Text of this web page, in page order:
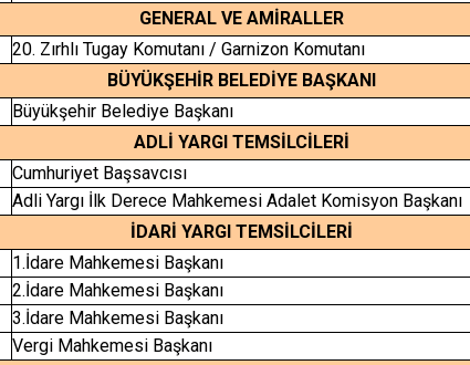
GENERAL VE AMİRALLER
20. Zırhlı Tugay Komutanı / Garnizon Komutanı
BÜYÜKŞEHİR BELEDİYE BAŞKANI
Büyükşehir Belediye Başkanı
ADLİ YARGI TEMSİLCİLERİ
Cumhuriyet Başsavcısı
Adli Yargı İlk Derece Mahkemesi Adalet Komisyon Başkanı
İDARİ YARGI TEMSİLCİLERİ
1.İdare Mahkemesi Başkanı
2.İdare Mahkemesi Başkanı
3.İdare Mahkemesi Başkanı
Vergi Mahkemesi Başkanı